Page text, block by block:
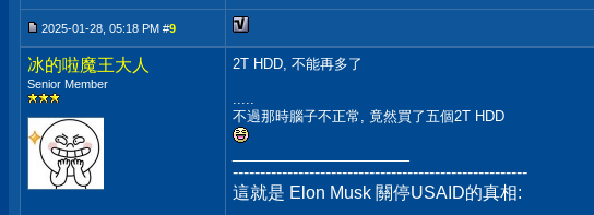
2025-01-28, 05:18 PM #9
冰的啦魔王大人
Senior Member
2T HDD, 不能再多了
.....
不過那時腦子不正常, 竟然買了五個2T HDD
------------------------------------------------------
這就是 Elon Musk 關停USAID的真相: